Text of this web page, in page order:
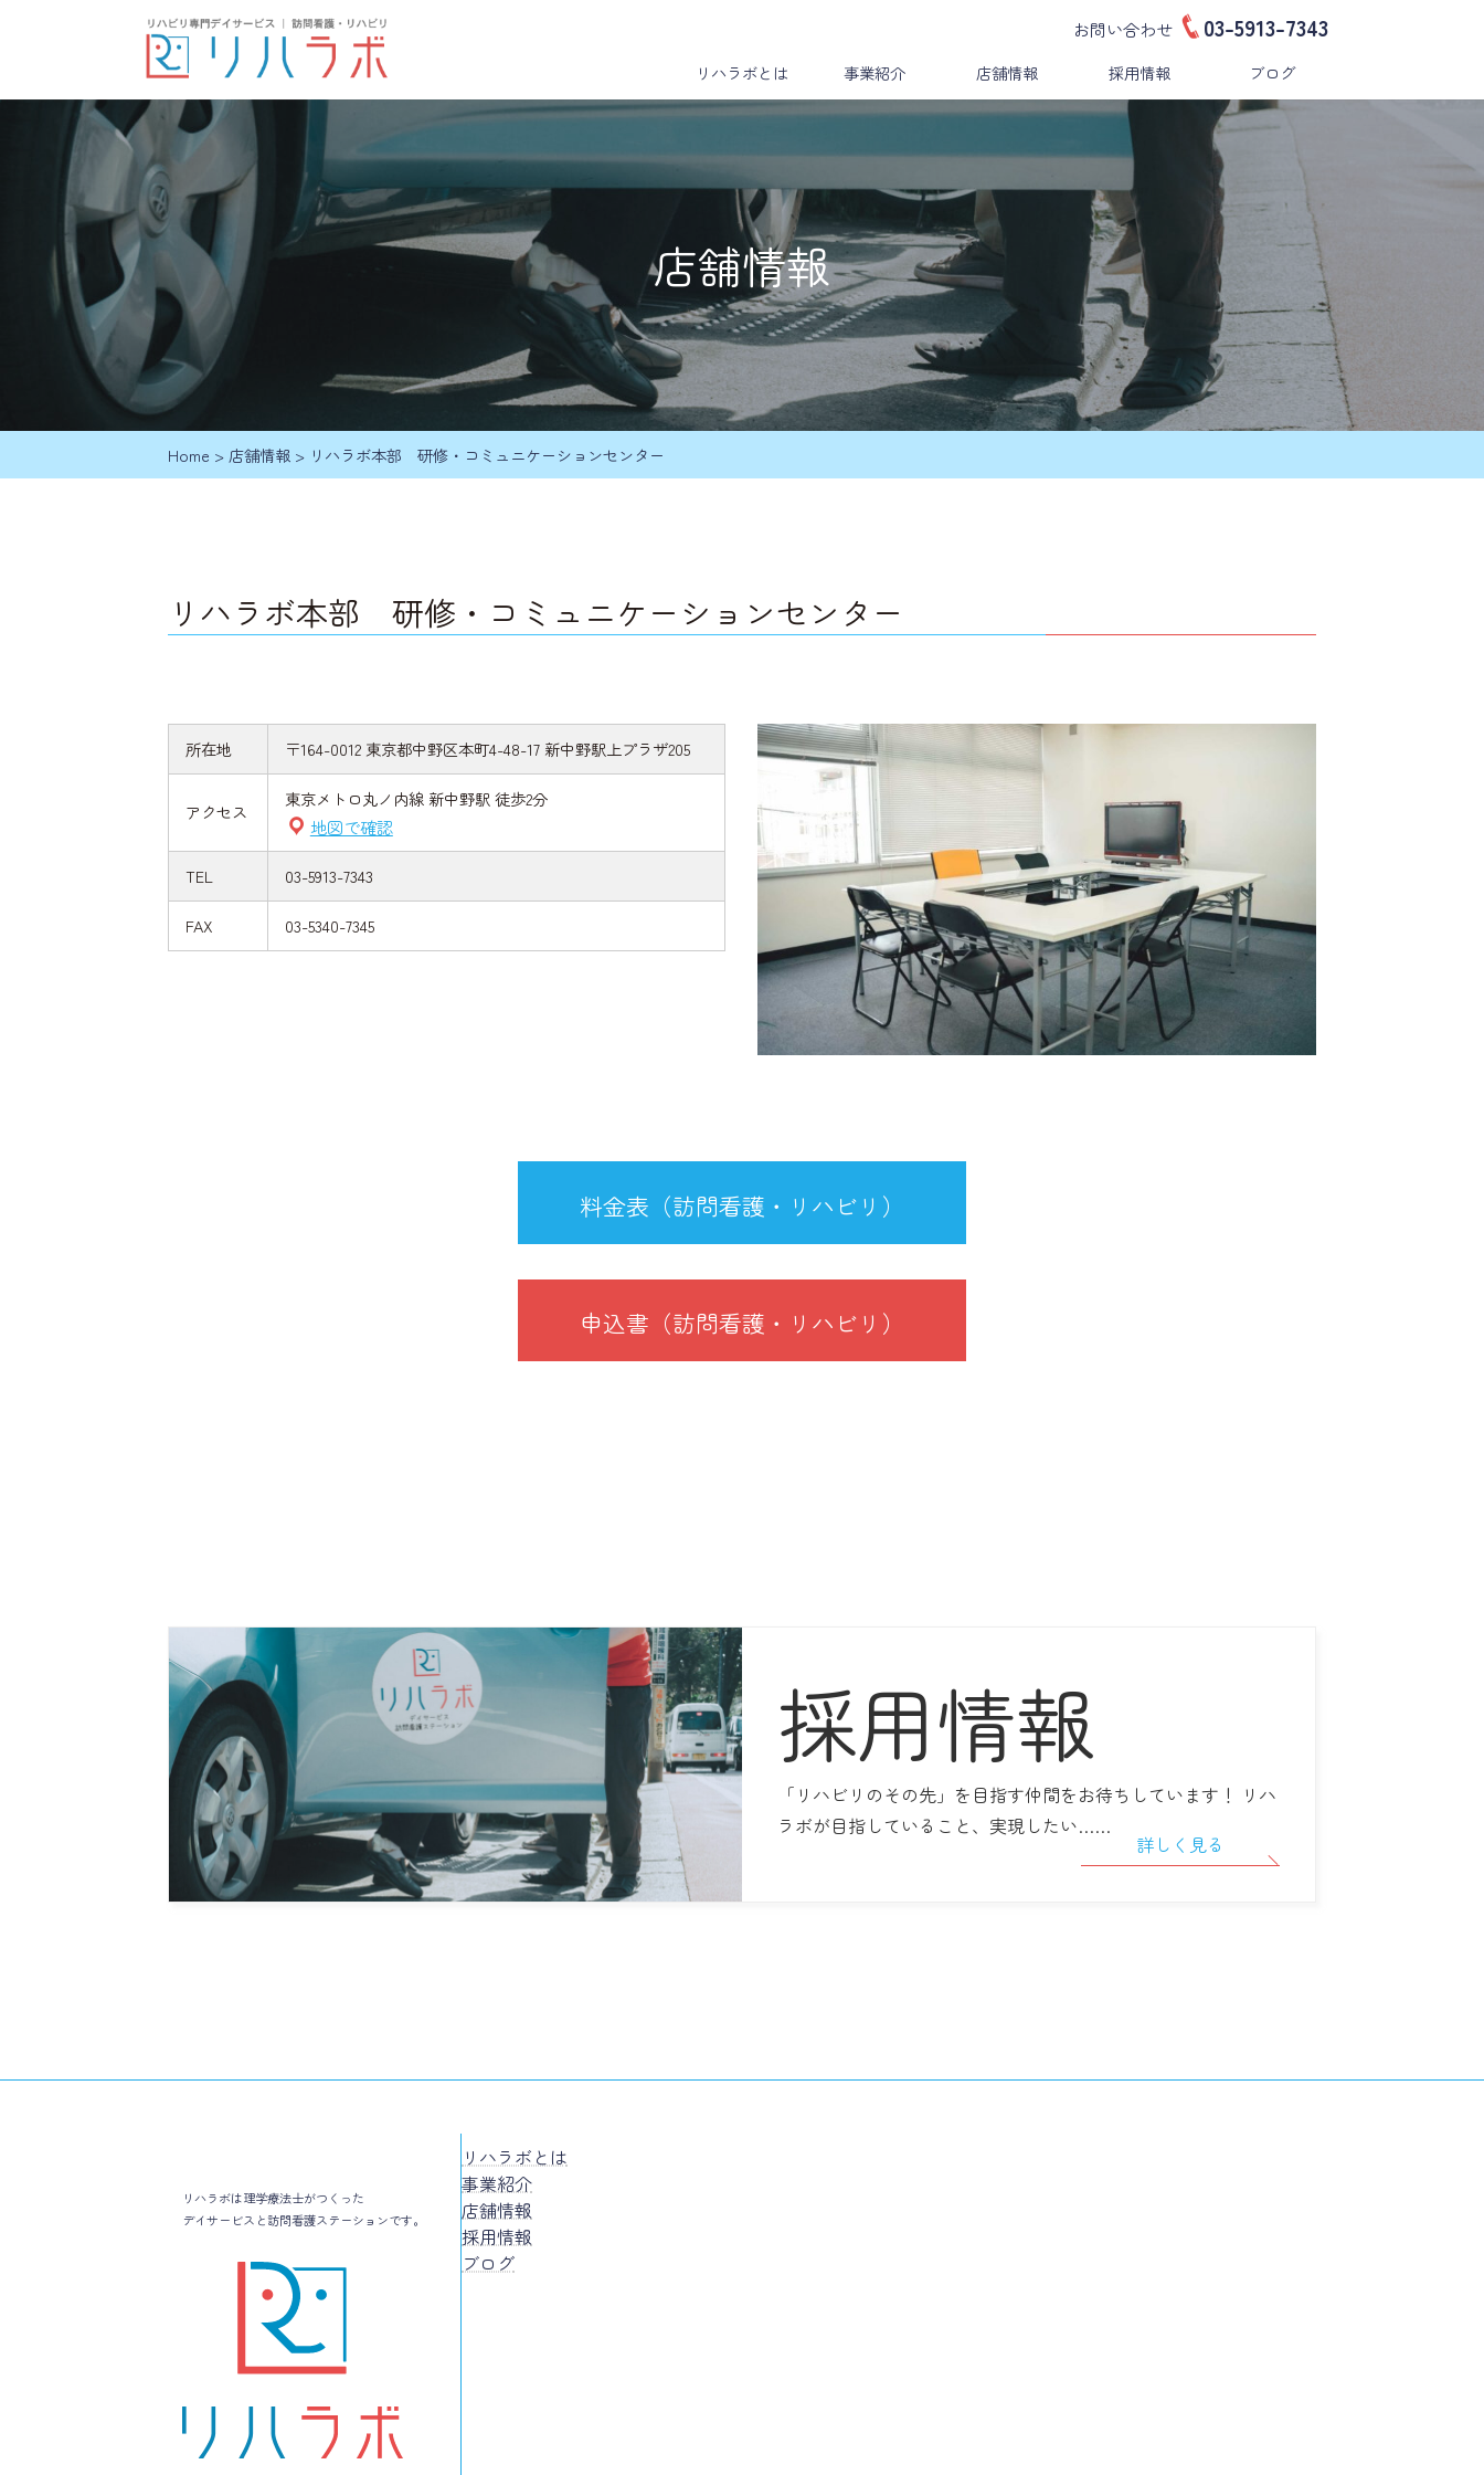
お問い合わせ 03-5913-7343
リハラボとは 事業紹介 店舗情報 採用情報 ブログ
店舗情報
Home > 店舗情報 > リハラボ本部 研修・コミュニケーションセンター
リハラボ本部 研修・コミュニケーションセンター
所在地 〒164-0012 東京都中野区本町4-48-17 新中野駅上プラザ205
アクセス
東京メトロ丸ノ内線 新中野駅 徒歩2分
地図で確認
TEL 03-5913-7343
FAX 03-5340-7345
料金表（訪問看護・リハビリ）
申込書（訪問看護・リハビリ）
採用情報
「リハビリのその先」を目指す仲間をお待ちしています！ リハ
ラボが目指していること、実現したい……
詳しく見る
リハラボは理学療法士がつくった
デイサービスと訪問看護ステーションです。
リハラボとは
事業紹介
店舗情報
採用情報
ブログ